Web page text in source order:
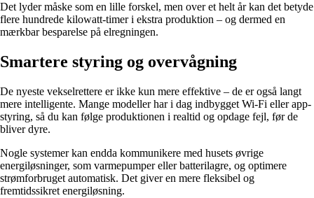
Det lyder måske som en lille forskel, men over et helt år kan det betyde
flere hundrede kilowatt-timer i ekstra produktion – og dermed en
mærkbar besparelse på elregningen.
Smartere styring og overvågning
De nyeste vekselrettere er ikke kun mere effektive – de er også langt
mere intelligente. Mange modeller har i dag indbygget Wi-Fi eller app-
styring, så du kan følge produktionen i realtid og opdage fejl, før de
bliver dyre.
Nogle systemer kan endda kommunikere med husets øvrige
energiløsninger, som varmepumper eller batterilagre, og optimere
strømforbruget automatisk. Det giver en mere fleksibel og
fremtidssikret energiløsning.